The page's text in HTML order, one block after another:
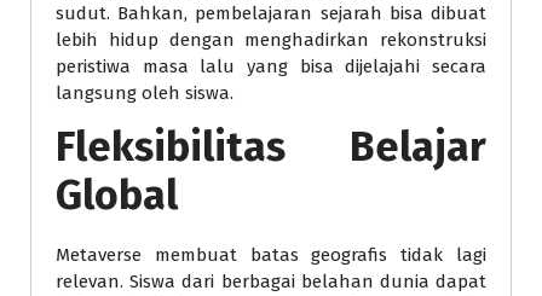
sudut. Bahkan, pembelajaran sejarah bisa dibuat
lebih hidup dengan menghadirkan rekonstruksi
peristiwa masa lalu yang bisa dijelajahi secara
langsung oleh siswa.
Fleksibilitas Belajar
Global
Metaverse membuat batas geografis tidak lagi
relevan. Siswa dari berbagai belahan dunia dapat